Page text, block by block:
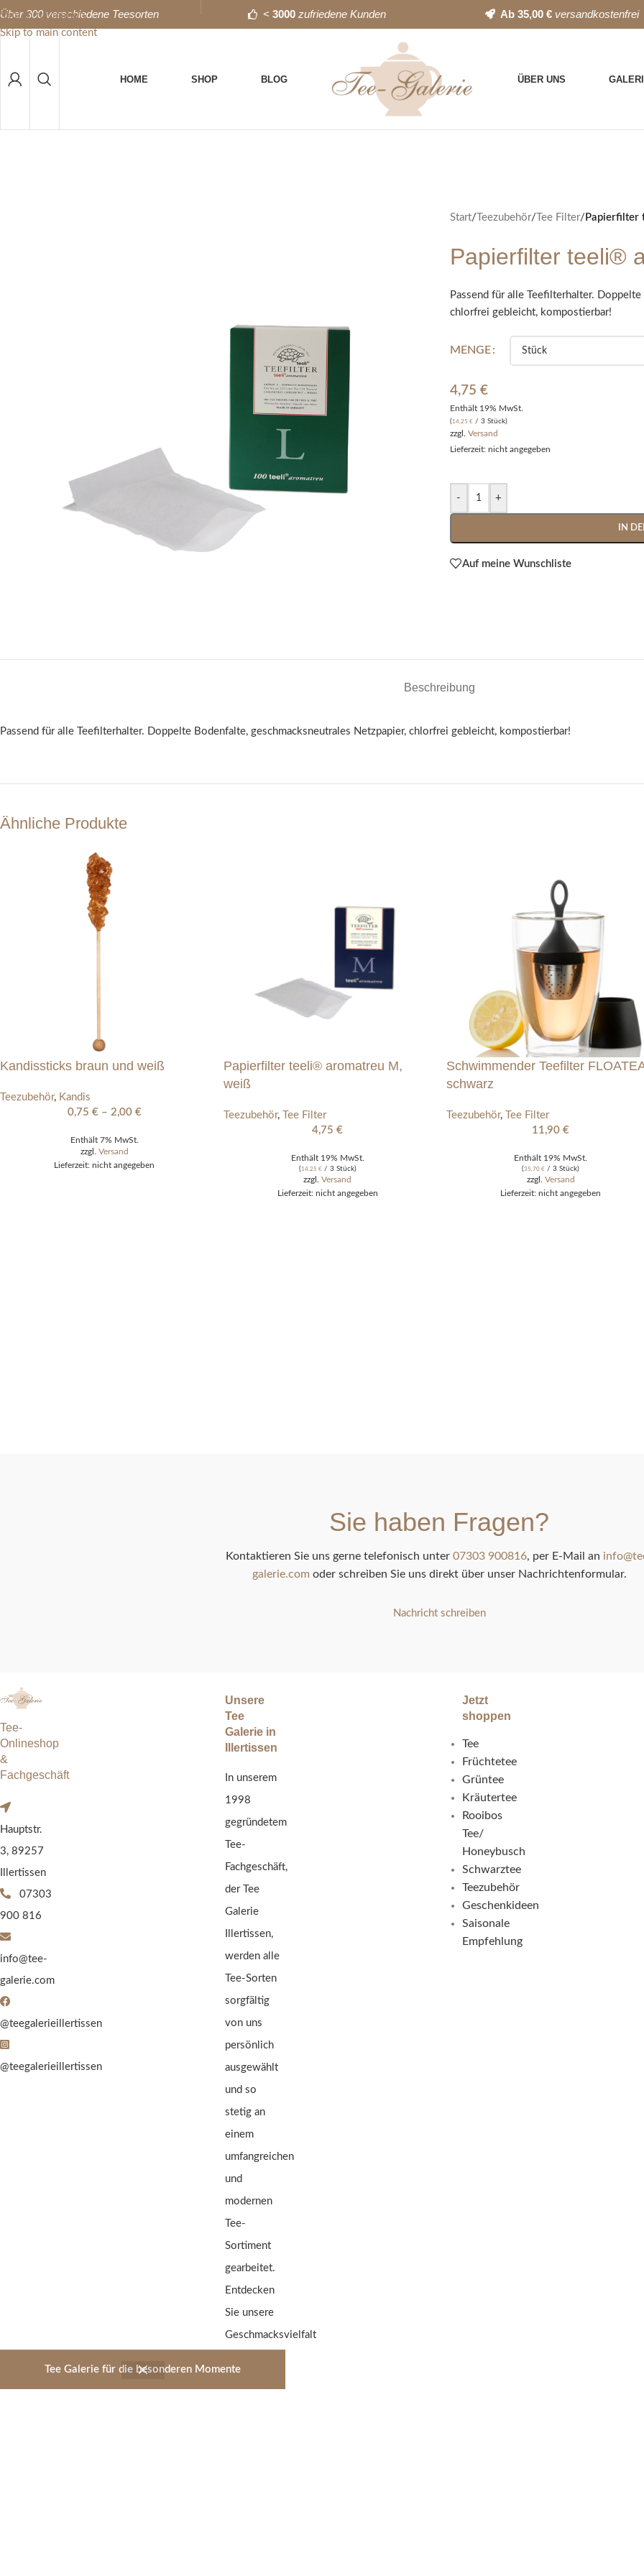
Tee Galerie für die besonderen Momente
Skip to navigation
Skip to main content
Über 300 verschiedene Teesorten < 3000 zufriedene Kunden Ab 35,00 € versandkostenfrei
HOME SHOP BLOG ÜBER UNS
Start/ Teezubehör/ Tee Filter/ Papierfilter
Papierfilter teeli®
Passend für alle Teefilterhalter.
chlorfrei gebleicht, kompostierbar!
MENGE
4,75 €
Enthält 19% MwSt.
( 14,25 €/ 3 Stück)
zzgl. Versand
Lieferzeit: nicht angegeben
- +
IN
Alternative:
Auf meine Wunschliste
Beschreibung
Passend für alle Teefilterhalter. Doppelte Bodenfalte, geschmacksneutrales Netzpapier, chlorfrei gebleicht, kompostierbar!
Ähnliche Produkte
Kandissticks braun und weiß
Teezubehör, Kandis
0,75 € – 2,00 €
Enthält 7% MwSt.
zzgl. Versand
Lieferzeit: nicht angegeben
Papierfilter teeli® aromatreu M,
weiß
Teezubehör,
Tee Filter
4,75€
Enthält 19% MwSt.
( 14,25 €/ 3 Stück)
zzgl.Versand
Lieferzeit: nicht angegeben
Schwimmender Teefilter
schwarz
Teezubehör,
Tee Filter
11,90€
Enthält 19% MwSt.
(35,70€ / 3 Stück)
zzgl. Versand
Lieferzeit: nicht angegeben
Sie haben Fragen?
Kontaktieren Sie uns gerne telefonisch unter 07303 900816, per E-Mail an
galerie.com oder schreiben Sie uns direkt über unser Nachrichtenformular.
Nachricht schreiben
Tee-
Onlineshop
&
Fachgeschäft
Hauptstr.
3, 89257
Illertissen
07303
900 816
info@tee-
galerie.com
@teegalerieillertissen
@teegalerieillertissen
Unsere
Tee
Galerie in
Illertissen
In unserem
1998
gegründetem
Tee-
Fachgeschäft,
der Tee
Galerie
Illertissen,
werden alle
Tee-Sorten
sorgfältig
von uns
persönlich
ausgewählt
und so
stetig an
einem
umfangreichen
und
modernen
Tee-
Sortiment
gearbeitet.
Entdecken
Sie unsere
Geschmacksvielfalt
Jetzt
shoppen
Tee
Früchtetee
Grüntee
Kräutertee
Rooibos
Tee/
Honeybusch
Schwarztee
Teezubehör
Geschenkideen
Saisonale
Empfehlung